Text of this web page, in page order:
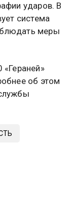
ударов. В
система
меры
об этом